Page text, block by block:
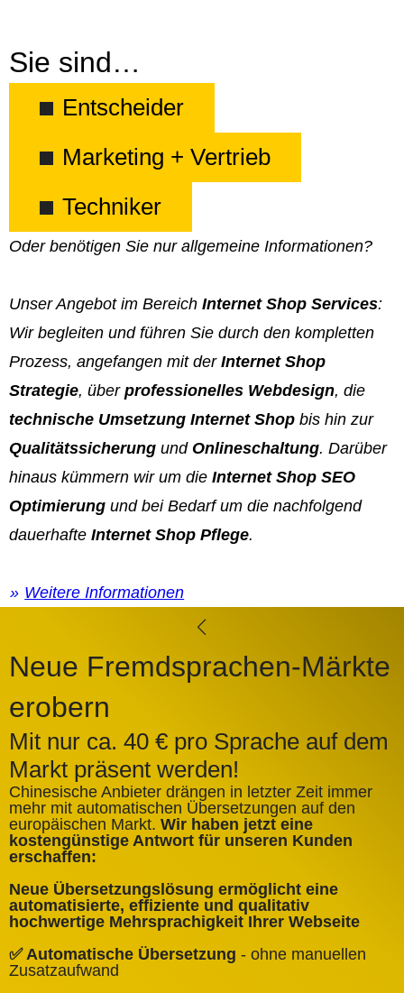
Sie sind…
Entscheider
Marketing + Vertrieb
Techniker
Oder benötigen Sie nur allgemeine Informationen?
Unser Angebot im Bereich Internet Shop Services:
Wir begleiten und führen Sie durch den kompletten
Prozess, angefangen mit der Internet Shop
Strategie, überprofessionelles Webdesign, die
technische Umsetzung Internet Shop bis hin zur
Qualitätssicherung und Onlineschaltung. Darüber
hinaus kümmern wir um die Internet Shop SEO
Optimierung und bei Bedarf um die nachfolgend
dauerhafte Internet Shop Pflege.
Weitere Informationen
Neue Fremdsprachen-Märkte
erobern
Mit nur ca. 40 € pro Sprache auf dem
Markt präsent werden!
Chinesische Anbieter drängen in letzter Zeit immer
mehr mit automatischen Übersetzungen auf den
europäischen Markt. Wir haben jetzt eine
kostengünstige Antwort für unseren Kunden
erschaffen:
Neue Übersetzungslösung ermöglicht eine
automatisierte, effiziente und qualitativ
hochwertige Mehrsprachigkeit Ihrer Webseite
✅ Automatische Übersetzung - ohne manuellen
Zusatzaufwand